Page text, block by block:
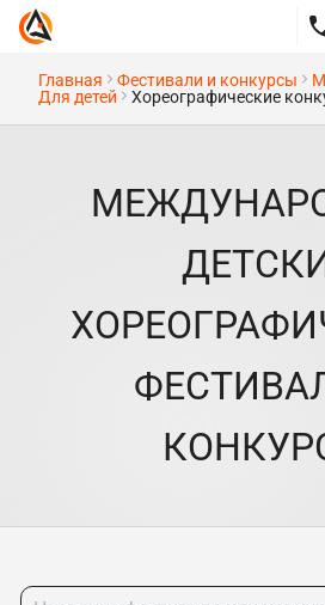
Главная Фестивали и конкурсы
Для детей
Хореографические